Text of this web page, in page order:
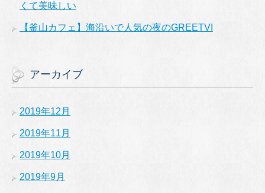
くて美味しい
【釜山カフェ】海沿いで人気の夜のGREETVI
アーカイブ
2019年12月
2019年11月
2019年10月
2019年9月